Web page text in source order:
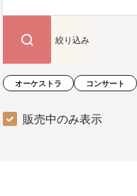
オーケストラ コンサート
販売中のみ表示
絞り込み